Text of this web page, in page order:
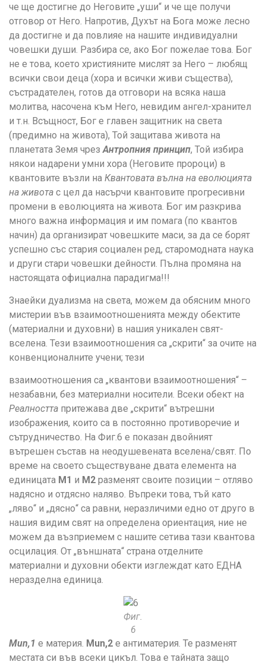
че ще достигне до Неговите „уши“ и че ще получи
отговор от Него. Напротив, Духът на Бога може лесно
да достигне и да повлияе на нашите индивидуални
човешки души. Разбира се, ако Бог пожелае това. Бог
не е това, което християните мислят за Него – любящ
всички свои деца (хора и всички живи същества),
състрадателен, готов да отговори на всяка наша
молитва, насочена към Него, невидим ангел-хранител
и т.н. Всъщност, Бог е главен защитник на света
(предимно на живота), Той защитава живота на
планетата Земя чрез Антропния принцип, Той избира
някои надарени умни хора (Неговите пророци) в
квантовите възли на Квантовата вълна на еволюцията
на живота с цел да насърчи квантовите прогресивни
промени в еволюцията на живота. Бог им разкрива
много важна информация и им помага (по квантов
начин) да организират човешките маси, за да се борят
успешно със стария социален ред, старомодната наука
и други стари човешки дейности. Пълна промяна на
настоящата официална парадигма!!!
Знаейки дуализма на света, можем да обясним много
мистерии във взаимоотношенията между обектите
(материални и духовни) в нашия уникален свят-
вселена. Тези взаимоотношения са „скрити“ за очите на
конвенционалните учени; тези
взаимоотношения са „квантови взаимоотношения“ –
незабавни, без материални носители. Всеки обект на
Реалността притежава две „скрити“ вътрешни
изображения, които са в постоянно противоречие и
сътрудничество. На Фиг.6 е показан двойният
вътрешен състав на неодушевената вселена/свят. По
време на своето съществуване двата елемента на
единицата M1 и M2 разменят своите позиции – отляво
надясно и отдясно наляво. Въпреки това, тъй като
„ляво“ и „дясно“ са равни, неразличими едно от друго в
нашия видим свят на определена ориентация, ние не
можем да възприемем с нашите сетива тази квантова
осцилация. От „външната“ страна отделните
материални и духовни обекти изглеждат като ЕДНА
неразделна единица.
Фиг.
6
Mun,1 е материя. Mun,2 е антиматерия. Те разменят
местата си във всеки цикъл. Това е тайната защо